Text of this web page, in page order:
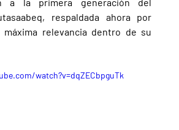
a la primera generación del
respaldada ahora por
relevancia dentro de su
watch?v=dqZECbpguTk